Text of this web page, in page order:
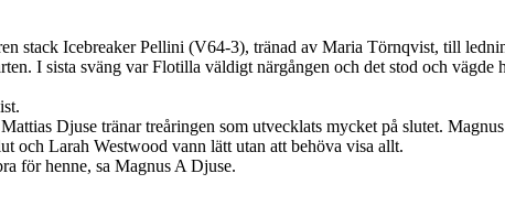
stack Icebreaker Pellini (V64-3), tränad av Maria Törnqvist, till
I sista sväng var Flotilla väldigt närgången och det stod och vägde
Djuse tränar treåringen som utvecklats mycket på slutet.
och Larah Westwood vann lätt utan att behöva visa allt.
för henne, sa Magnus A Djuse.